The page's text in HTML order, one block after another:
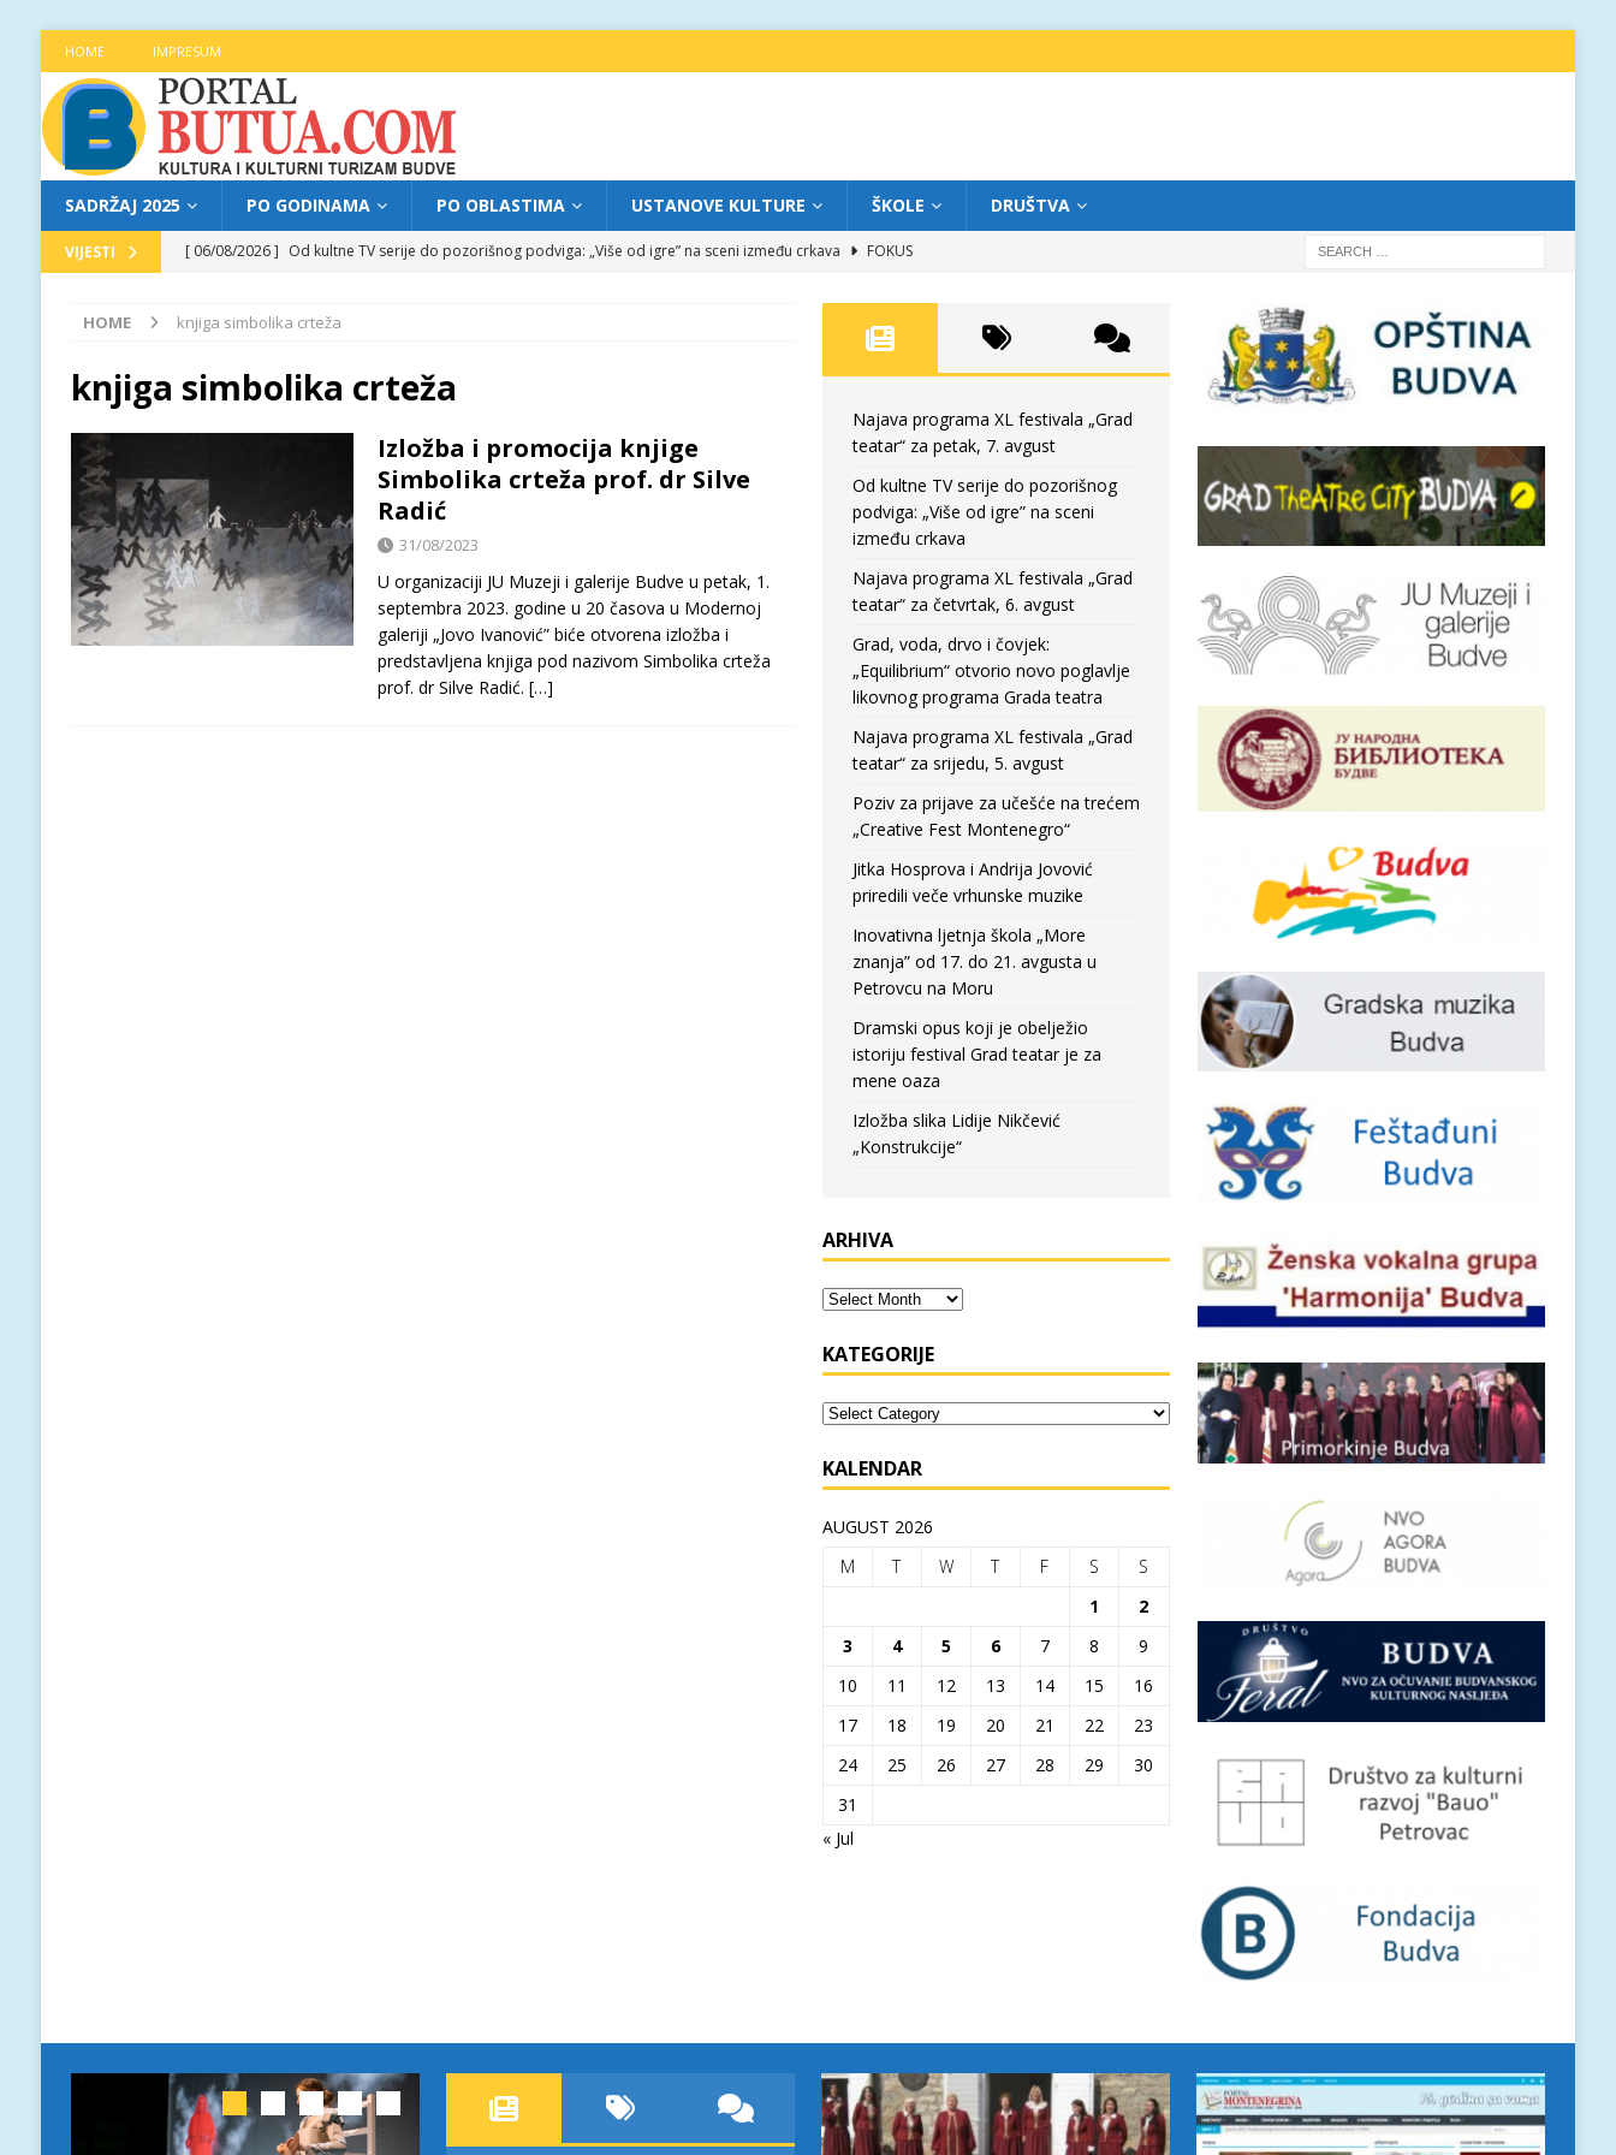
HOME IMPRESUM
SADRŽAJ 2025 PO GODINAMA PO OBLASTIMA USTANOVE KULTURE ŠKOLE DRUŠTVA
VIJESTI [ 06/08/2026 ] Od kultne TV serije do pozorišnog podviga: „Više od igre” na sceni između crkava
FOKUS
[ 05/08/2026 ] Grad, voda, drvo i čovjek: „Equilibrium“ otvorio novo poglavlje likovnog programa Grada teatra
FOKUS
[ 04/08/2026 ]
Najava programa XL festivala „Grad teatar“ za srijedu, 5. avgust
HOME knjiga simbolika crteža
knjiga simbolika crteža
Izložba i promocija knjige
Simbolika crteža prof. dr Silve
Radić
31/08/2023
U organizaciji JU Muzeji i galerije Budve u petak, 1.
septembra 2023. godine u 20 časova u Modernoj
galeriji „Jovo Ivanović” biće otvorena izložba i
predstavljena knjiga pod nazivom Simbolika crteža
prof. dr Silve Radić. […]
Najava programa XL festivala „Grad
teatar“ za petak, 7. avgust
Od kultne TV serije do pozorišnog
podviga: „Više od igre” na sceni
između crkava
Najava programa XL festivala „Grad
teatar“ za četvrtak, 6. avgust
Grad, voda, drvo i čovjek:
„Equilibrium“ otvorio novo poglavlje
likovnog programa Grada teatra
Najava programa XL festivala „Grad
teatar“ za srijedu, 5. avgust
Poziv za prijave za učešće na trećem
„Creative Fest Montenegro“
Jitka Hosprova i Andrija Jovović
priredili veče vrhunske muzike
Inovativna ljetnja škola „More
znanja” od 17. do 21. avgusta u
Petrovcu na Moru
Dramski opus koji je obelježio
istoriju festival Grad teatar je za
mene oaza
Izložba slika Lidije Nikčević
„Konstrukcije“
ARHIVA
KATEGORIJE
KALENDAR
AUGUST 2026
M
T W T F S
S
1
2
3
4 5 6 7 8
9
10
11 12 13 14 15
16
17
18 19 20 21 22
23
24
25 26 27 28 29
30
31
« Jul